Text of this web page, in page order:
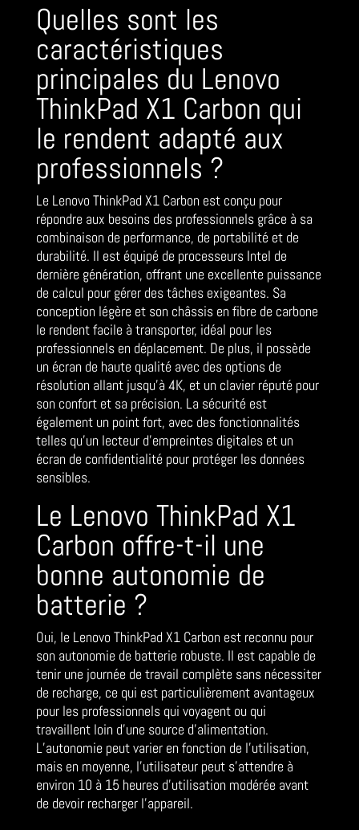
Quelles sont les
caractéristiques
principales du Lenovo
ThinkPad X1 Carbon qui
le rendent adapté aux
professionnels ?
Le Lenovo ThinkPad X1 Carbon est conçu pour
répondre aux besoins des professionnels grâce à sa
combinaison de performance, de portabilité et de
durabilité. Il est équipé de processeurs Intel de
dernière génération, offrant une excellente puissance
de calcul pour gérer des tâches exigeantes. Sa
conception légère et son châssis en fibre de carbone
le rendent facile à transporter, idéal pour les
professionnels en déplacement. De plus, il possède
un écran de haute qualité avec des options de
résolution allant jusqu’à 4K, et un clavier réputé pour
son confort et sa précision. La sécurité est
également un point fort, avec des fonctionnalités
telles qu’un lecteur d’empreintes digitales et un
écran de confidentialité pour protéger les données
sensibles.
Le Lenovo ThinkPad X1
Carbon offre-t-il une
bonne autonomie de
batterie ?
Oui, le Lenovo ThinkPad X1 Carbon est reconnu pour
son autonomie de batterie robuste. Il est capable de
tenir une journée de travail complète sans nécessiter
de recharge, ce qui est particulièrement avantageux
pour les professionnels qui voyagent ou qui
travaillent loin d’une source d’alimentation.
L’autonomie peut varier en fonction de l’utilisation,
mais en moyenne, l’utilisateur peut s’attendre à
environ 10 à 15 heures d’utilisation modérée avant
de devoir recharger l’appareil.